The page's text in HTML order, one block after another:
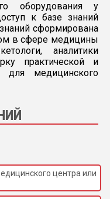
блокировки
для защиты
— механизм
плавности хода
лампа, 6 В, 20
оборудования у
к базе знаний
сформирована
в сфере медицины
аналитики
практической и
медицинского
центра или